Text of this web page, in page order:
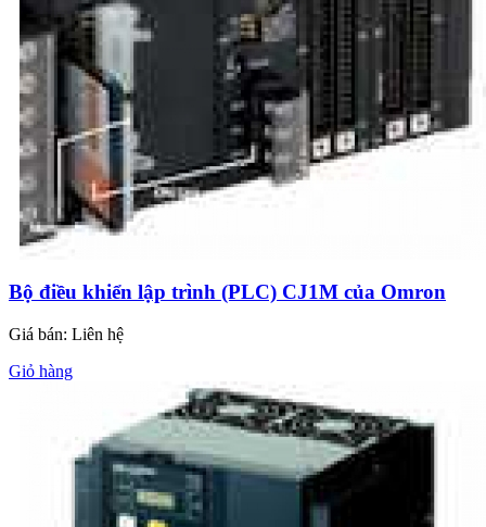
Bộ điều khiển lập trình (PLC) CJ1M của Omron
Giá bán: Liên hệ
Giỏ hàng